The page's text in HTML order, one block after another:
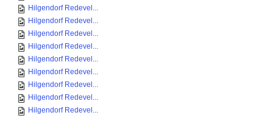
Hilgendorf Redevel...
Hilgendorf Redevel...
Hilgendorf Redevel...
Hilgendorf Redevel...
Hilgendorf Redevel...
Hilgendorf Redevel...
Hilgendorf Redevel...
Hilgendorf Redevel...
Hilgendorf Redevel...